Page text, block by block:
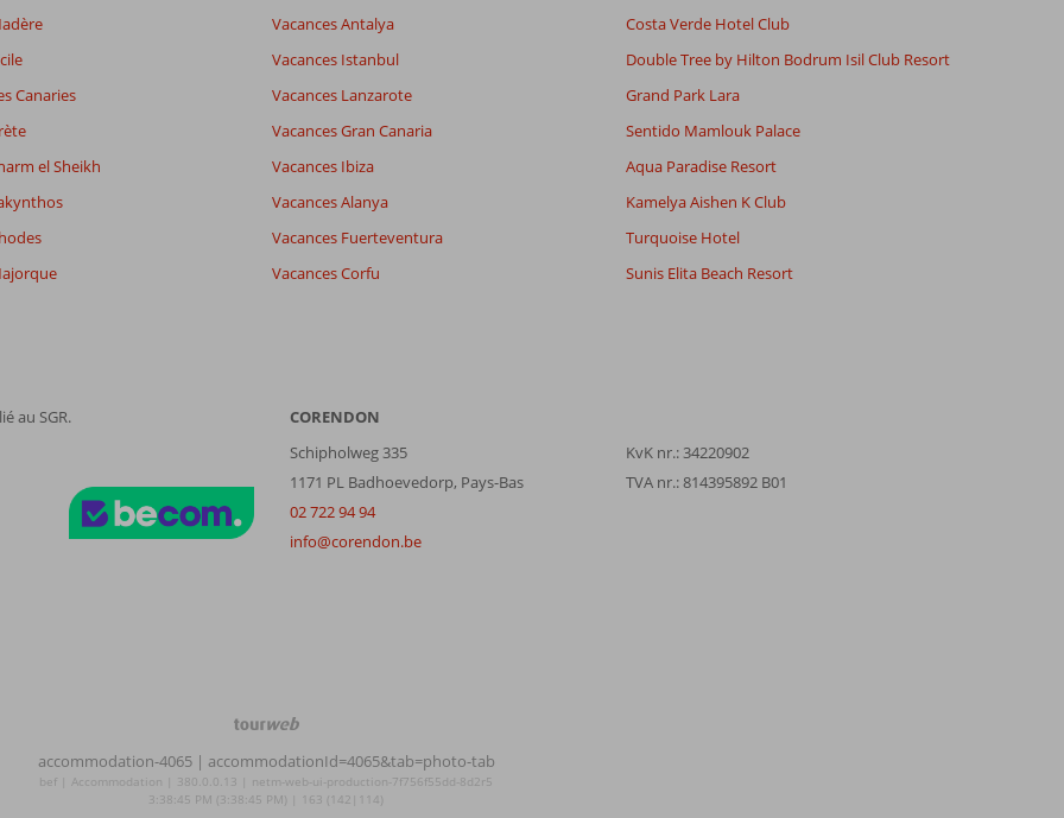
8,5
7,8
Tous
datum (nieuw > oud)
Canaries
el Sheikh
Vacances Antalya
Vacances Istanbul
Vacances Lanzarote
Vacances Gran Canaria
Vacances Ibiza
Vacances Alanya
Vacances Fuerteventura
Vacances Corfu
Costa Verde Hotel Club
Double Tree by Hilton Bodrum Isil Club Resort
Grand Park Lara
Sentido Mamlouk Palace
Aqua Paradise Resort
Kamelya Aishen K Club
Turquoise Hotel
Sunis Elita Beach Resort
au SGR.
CORENDON
Schipholweg 335
1171 PL Badhoevedorp, Pays-Bas
02 722 94 94
info@corendon.be
KvK nr.: 34220902
TVA nr.: 814395892 B01
TourWeb
NetMatch
accommodation-4065 | accommodationId=4065&tab=photo-tab
bef | Accommodation | 380.0.0.13 | netm-web-ui-production-7f756f55dd-8d2r5
3:38:45 PM (3:38:45 PM) | 163 (142|114)